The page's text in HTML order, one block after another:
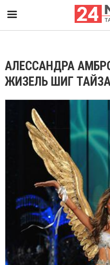
АЛЕССАНДРА
ЖИЗЕЛЬ ШИГ